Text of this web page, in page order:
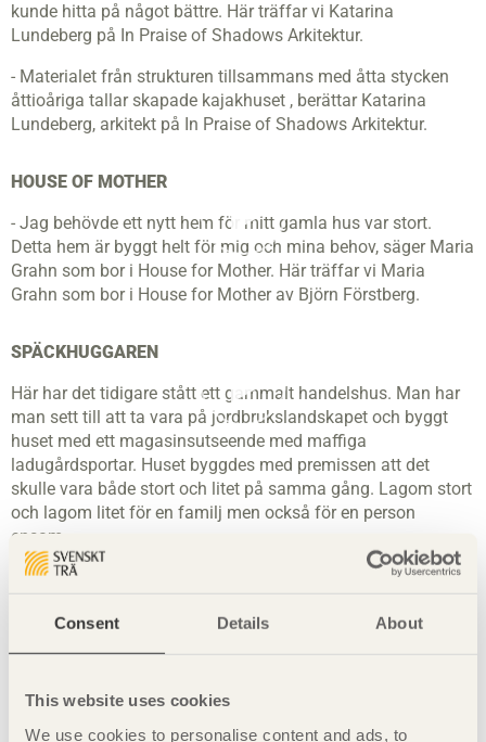
Consent Details About
This website uses cookies
We use cookies to personalise content and ads, to
kunde hitta på något bättre. Här träffar vi Katarina
Lundeberg på In Praise of Shadows Arkitektur.
- Materialet från strukturen tillsammans med åtta stycken
åttioåriga tallar skapade kajakhuset , berättar Katarina
Lundeberg, arkitekt på In Praise of Shadows Arkitektur.
HOUSE OF MOTHER
- Jag behövde ett nytt hem för mitt gamla hus var stort.
Detta hem är byggt helt för mig och mina behov, säger Maria
Grahn som bor i House for Mother. Här träffar vi Maria
Grahn som bor i House for Mother av Björn Förstberg.
SPÄCKHUGGAREN
Här har det tidigare stått ett gammalt handelshus. Man har
man sett till att ta vara på jordbrukslandskapet och byggt
huset med ett magasinsutseende med maffiga
ladugårdsportar. Huset byggdes med premissen att det
skulle vara både stort och litet på samma gång. Lagom stort
och lagom litet för en familj men också för en person
ensam.
Späckhuggaren har stomme i trä, ytskikt i trä samt interiör
SUNNA 3
Hur häftigt är detta hus? Hade du velat låna detta
sommarhus för en dag?